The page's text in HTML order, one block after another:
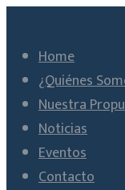
Home
¿Quiénes
Nuestra
Noticias
Eventos
Contacto